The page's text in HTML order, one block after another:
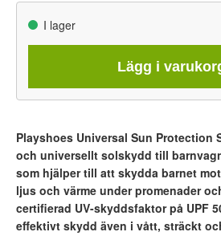
I lager
Lägg i
Playshoes Universal Sun Protection
och universellt solskydd till
som hjälper till att skydda barnet
ljus och värme under promenader
certifierad UV-skyddsfaktor på UPF
effektivt skydd även i vått, sträckt